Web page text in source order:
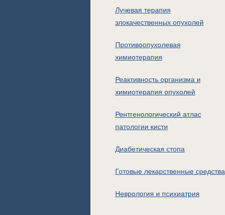
Лучевая терапия
злокачественных опухолей
Противоопухолевая
химиотерапия
Реактивность организма и
химиотерапия опухолей
Рентгенологический атлас
патологии кисти
Диабетическая стопа
Готовые лекарственные средства
Неврология и психиатрия